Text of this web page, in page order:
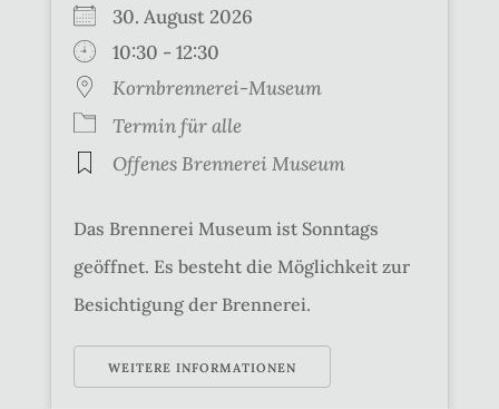
30. August 2026
10:30 - 12:30
Kornbrennerei-Museum
Termin für alle
Offenes Brennerei Museum
Das Brennerei Museum ist Sonntags
geöffnet. Es besteht die Möglichkeit zur
Besichtigung der Brennerei.
WEITERE INFORMATIONEN